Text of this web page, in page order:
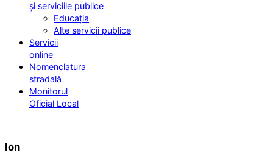
și serviciile publice
Educația
Alte servicii publice
Servicii
online
Nomenclatura
stradală
Monitorul
Oficial Local
Ion